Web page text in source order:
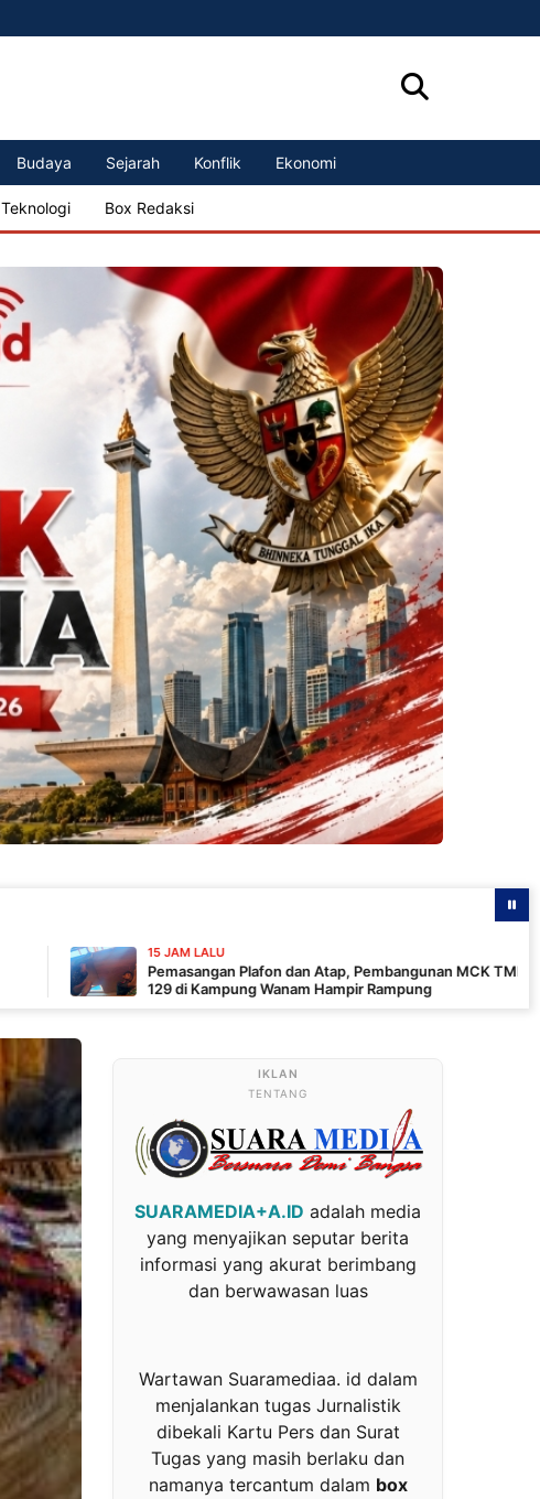
Budaya Sejarah Konflik Ekonomi
Teknologi Box Redaksi
15 JAM LALU
Pemasangan Plafon dan Atap, Pembangunan MCK TMMD ke-
129 di Kampung Wanam Hampir Rampung
TENTANG
SUARAMEDIA+A.ID adalah media
yang menyajikan seputar berita
informasi yang akurat berimbang
dan berwawasan luas
Wartawan Suaramediaa. id dalam
menjalankan tugas Jurnalistik
dibekali Kartu Pers dan Surat
Tugas yang masih berlaku dan
namanya tercantum dalam box